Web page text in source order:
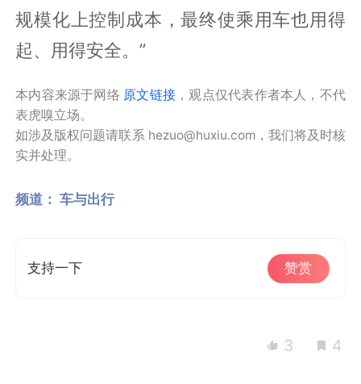
规模化上控制成本，最终使乘用车也用得
起、用得安全。”
本内容来源于网络 原文链接 ，观点仅代表作者本人，不代
表虎嗅立场。
如涉及版权问题请联系 hezuo@huxiu.com，我们将及时核
实并处理。
频道： 车与出行
支持一下 赞赏
3 4